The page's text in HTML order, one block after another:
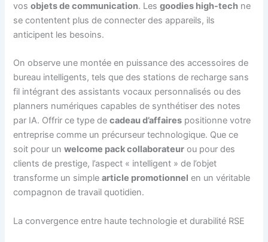
vosobjets de communication. Lesgoodies high-tech ne
se contentent plus de connecter des appareils, ils
anticipent les besoins.
On observe une montée en puissance des accessoires de
bureau intelligents, tels que des stations de recharge sans
fil intégrant des assistants vocaux personnalisés ou des
planners numériques capables de synthétiser des notes
par IA. Offrir ce type decadeau d’affaires positionne votre
entreprise comme un précurseur technologique. Que ce
soit pour unwelcome pack collaborateur ou pour des
clients de prestige, l’aspect « intelligent » de l’objet
transforme un simplearticle promotionnel en un véritable
compagnon de travail quotidien.
La convergence entre haute technologie et durabilité RSE